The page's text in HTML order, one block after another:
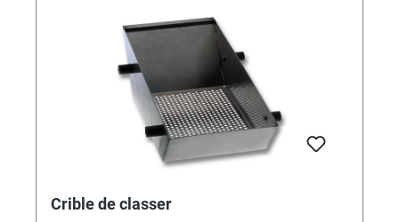
Crible de classer